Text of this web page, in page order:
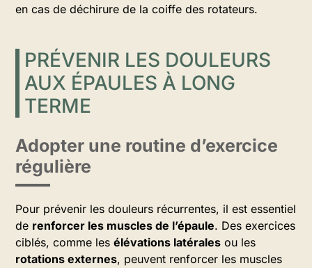
en cas de déchirure de la coiffe des rotateurs.
PRÉVENIR LES DOULEURS
AUX ÉPAULES À LONG
TERME
Adopter une routine d’exercice
régulière
Pour prévenir les douleurs récurrentes, il est essentiel
de renforcer les muscles de l’épaule. Des exercices
ciblés, comme les élévations latérales ou les
rotations externes, peuvent renforcer les muscles